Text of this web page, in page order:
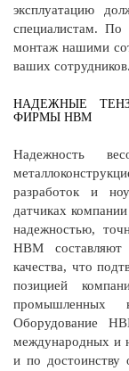
эксплуатацию
специалистам.
монтаж нашими
ваших сотрудников.
НАДЕЖНЫЕ
ФИРМЫ НВМ
Надежность
разработок и
датчиках
надежностью,
HBM
качества, что
позицией
промышленных
Оборудование
международных и
и по достоинству